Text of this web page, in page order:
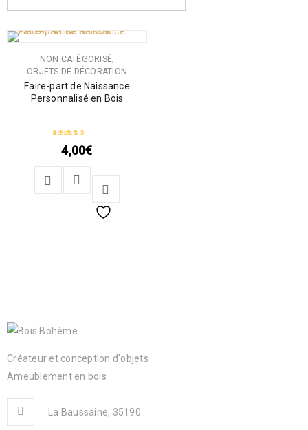
NON CATÉGORISÉ,
OBJETS DE DÉCORATION
Faire-part de Naissance
Personnalisé en Bois
Note5.00sur 5
4,00€
Créateur et conception d'objets
Ameublement en bois
La Baussaine, 35190